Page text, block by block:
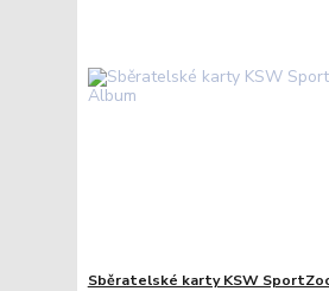
Sběratelské karty KSW